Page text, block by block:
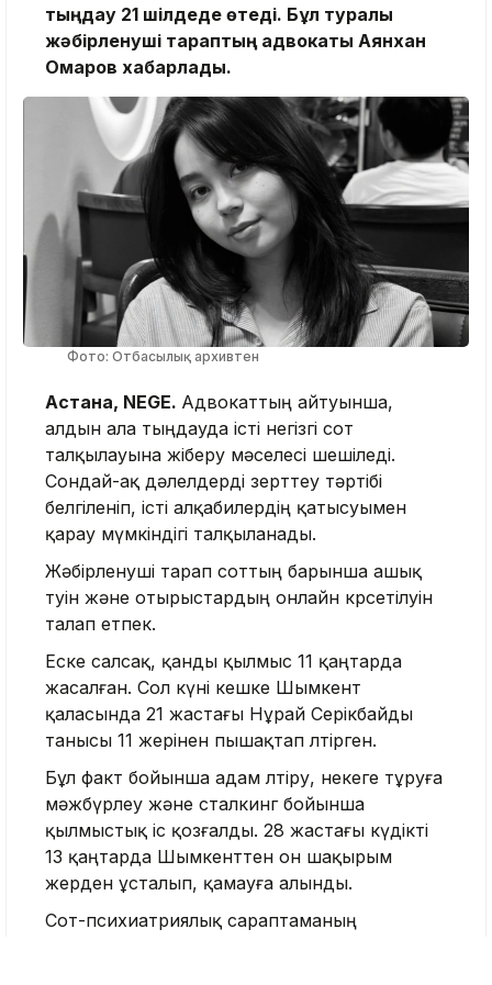
тыңдау 21 шілдеде өтеді. Бұл туралы
жәбірленуші тараптың адвокаты Аянхан
Омаров хабарлады.
Фото: Отбасылық архивтен
Астана, NEGE. Адвокаттың айтуынша,
алдын ала тыңдауда істі негізгі сот
талқылауына жіберу мәселесі шешіледі.
Сондай-ақ дәлелдерді зерттеу тәртібі
белгіленіп, істі алқабилердің қатысуымен
қарау мүмкіндігі талқыланады.
Жәбірленуші тарап соттың барынша ашық
өтуін және отырыстардың онлайн көрсетілуін
талап етпек.
Еске салсақ, қанды қылмыс 11 қаңтарда
жасалған. Сол күні кешке Шымкент
қаласында 21 жастағы Нұрай Серікбайды
танысы 11 жерінен пышақтап өлтірген.
Бұл факт бойынша адам өлтіру, некеге тұруға
мәжбүрлеу және сталкинг бойынша
қылмыстық іс қозғалды. 28 жастағы күдікті
13 қаңтарда Шымкенттен он шақырым
жерден ұсталып, қамауға алынды.
Сот-психиатриялық сараптаманың